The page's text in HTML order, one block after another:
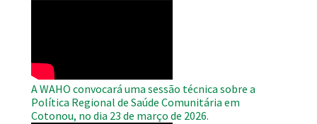
A WAHO convocará uma sessão técnica sobre a
Política Regional de Saúde Comunitária em
Cotonou, no dia 23 de março de 2026.